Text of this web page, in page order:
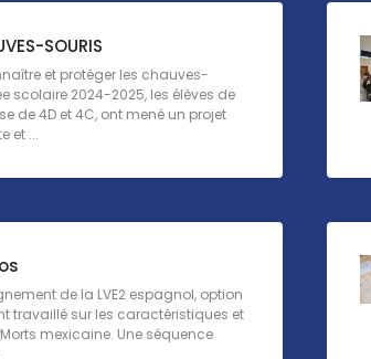
SOURIS
et protéger les chauves-
scolaire 2024-2025, les élèves de
de 4D et 4C, ont mené un projet
et ...
de la LVE2 espagnol, option
travaillé sur les caractéristiques et
mexicaine. Une séquence